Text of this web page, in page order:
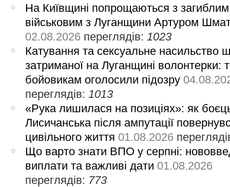
На Київщині попрощаються з загиблим
військовим з Луганщини Артуром
02.08.2026 переглядів: 1023
Катування та сексуальне насильство
затриманої на Луганщині волонтерки:
бойовикам оголосили підозру
переглядів: 1013
«Рука лишилася на позиціях»: як
Лисичанська після ампутації
цивільного життя 01.08.2026
Що варто знати ВПО у серпні:
виплати та важливі дати 01.08.2026
переглядів: 773